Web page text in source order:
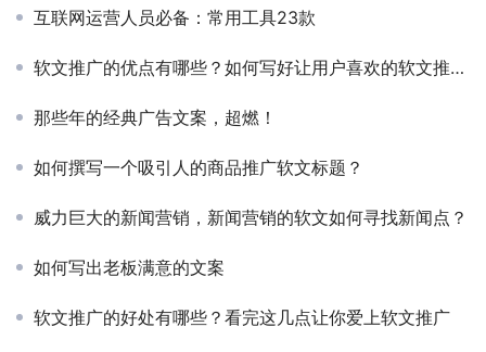
互联网运营人员必备：常用工具23款
软文推广的优点有哪些？如何写好让用户喜欢的软文推广？
那些年的经典广告文案，超燃！
如何撰写一个吸引人的商品推广软文标题？
威力巨大的新闻营销，新闻营销的软文如何寻找新闻点？
如何写出老板满意的文案
软文推广的好处有哪些？看完这几点让你爱上软文推广